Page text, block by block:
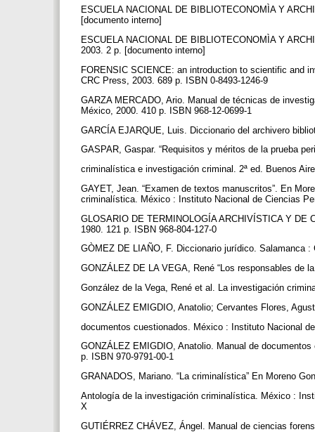
ESCUELA NACIONAL DE BIBLIOTECONOMÌA Y
[documento interno]
ESCUELA NACIONAL DE BIBLIOTECONOMÌA Y
2003. 2 p. [documento interno]
FORENSIC SCIENCE: an introduction to scientific and
CRC Press, 2003. 689 p. ISBN 0-8493-1246-9
GARZA MERCADO, Ario. Manual de técnicas de
México, 2000. 410 p. ISBN 968-12-0699-1
GARCÍA EJARQUE, Luis. Diccionario del archivero
GASPAR, Gaspar. “Requisitos y méritos de la prueba
criminalística e investigación criminal. 2ª ed. Buenos
GAYET, Jean. “Examen de textos manuscritos”. En
criminalística. México : Instituto Nacional de Ciencias
GLOSARIO DE TERMINOLOGÍA ARCHIVÍSTICA Y
1980. 121 p. ISBN 968-804-127-0
GÒMEZ DE LIAÑO, F. Diccionario jurídico. Salamanca
GONZÁLEZ DE LA VEGA, René “Los responsables de
González de la Vega, René et al. La investigación
GONZÁLEZ EMIGDIO, Anatolio; Cervantes Flores,
documentos cuestionados. México : Instituto Nacional
GONZÁLEZ EMIGDIO, Anatolio. Manual de
p. ISBN 970-9791-00-1
GRANADOS, Mariano. “La criminalística” En Moreno
Antología de la investigación criminalística. México :
X
GUTIÉRREZ CHÁVEZ, Ángel. Manual de ciencias